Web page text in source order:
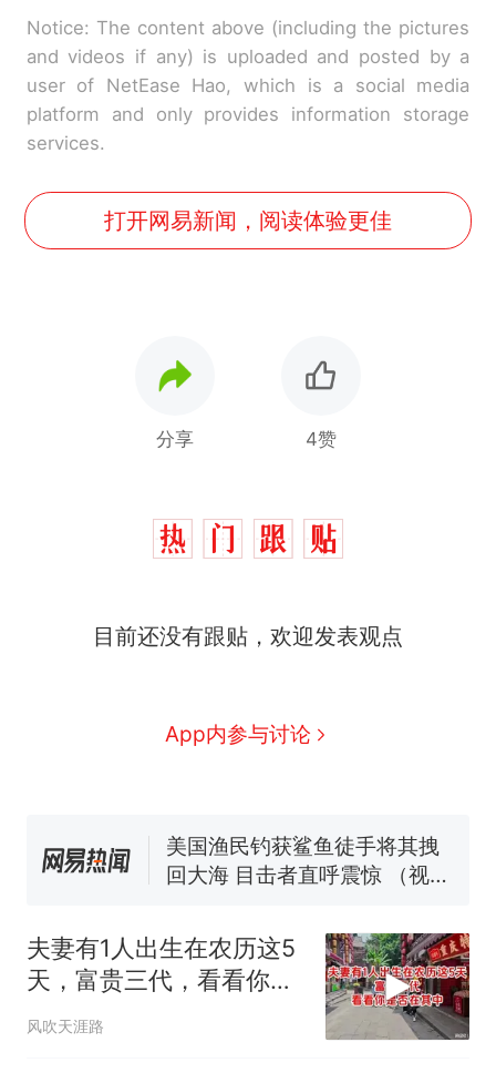
Notice: The content above (including the pictures
and videos if any) is uploaded and posted by a
user of NetEase Hao, which is a social media
platform and only provides information storage
services.
打开网易新闻，阅读体验更佳
分享 4赞
目前还没有跟贴，欢迎发表观点
App内参与讨论
因老师一句“跟我回家”改写了
费大厨“全国小炒肉大王”称
140多朵
美国渔民钓获鲨鱼徒手将其拽
回大海 目击者直呼震惊 （视频
官方通报
那个在床头放菜刀的女孩，
因老师一句“跟我回家”改写了
夫妻有1人出生在农历这5
天，富贵三代，看看你是
否在其中
风吹天涯路